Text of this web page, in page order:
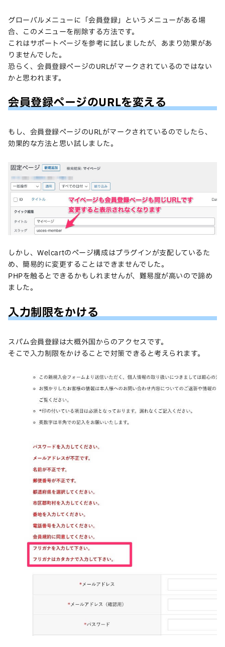
グローバルメニューに「会員登録」というメニューがある場
合、このメニューを削除する方法です。
これはサポートページを参考に試しましたが、あまり効果があ
りませんでした。
恐らく、会員登録ページのURLがマークされているのではない
かと思われます。
会員登録ページのURLを変える
もし、会員登録ページのURLがマークされているのでしたら、
効果的な方法と思い試しました。
しかし、Welcartのページ構成はプラグインが支配しているた
め、簡易的に変更することはできませんでした。
PHPを触るとできるかもしれませんが、難易度が高いので諦め
ました。
入力制限をかける
スパム会員登録は大概外国からのアクセスです。
そこで入力制限をかけることで対策できると考えられます。